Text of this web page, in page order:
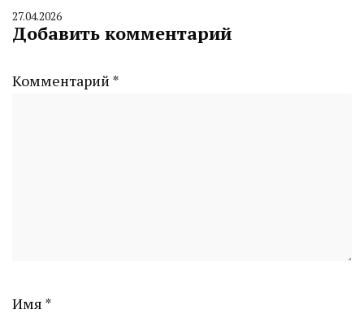
By
CHELINDUSTRY
27.04.2026
Добавить комментарий
Комментарий *
Имя *